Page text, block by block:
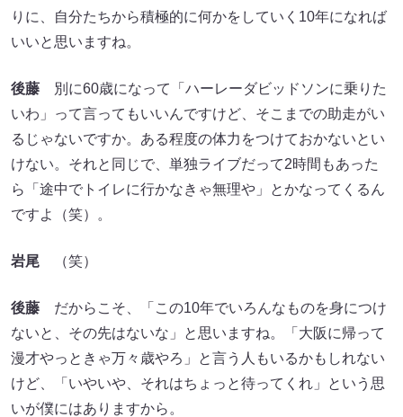
りに、自分たちから積極的に何かをしていく10年になれば
いいと思いますね。
後藤 別に60歳になって「ハーレーダビッドソンに乗りた
いわ」って言ってもいいんですけど、そこまでの助走がい
るじゃないですか。ある程度の体力をつけておかないとい
けない。それと同じで、単独ライブだって2時間もあった
ら「途中でトイレに行かなきゃ無理や」とかなってくるん
ですよ（笑）。
岩尾 （笑）
後藤 だからこそ、「この10年でいろんなものを身につけ
ないと、その先はないな」と思いますね。「大阪に帰って
漫才やっときゃ万々歳やろ」と言う人もいるかもしれない
けど、「いやいや、それはちょっと待ってくれ」という思
いが僕にはありますから。